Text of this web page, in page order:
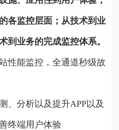
各监控层面；从技术到业
到业务的完成监控体系。
性能监控，全通道秒级故
、分析以及提升APP以及
终端用户体验